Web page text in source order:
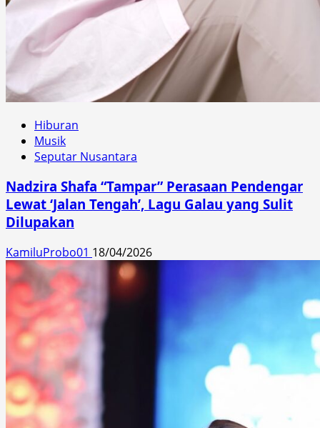
Hiburan
Musik
Seputar Nusantara
Nadzira Shafa “Tampar” Perasaan Pendengar
Lewat ‘Jalan Tengah’, Lagu Galau yang Sulit
Dilupakan
KamiluProbo01 18/04/2026